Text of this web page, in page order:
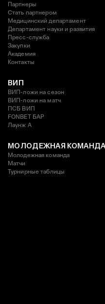
Партнеры
Стать партнером
Медицинский департамент
Департамент науки и развития
Пресс-служба
Закупки
Академия
Контакты
ВИП
ВИП-ложи на сезон
ВИП-ложи на матч
ПСБ ВИП
FONBET БАР
Лаунж A
МОЛОДЕЖНАЯ
Молодежная команда
Матчи
Турнирные таблицы